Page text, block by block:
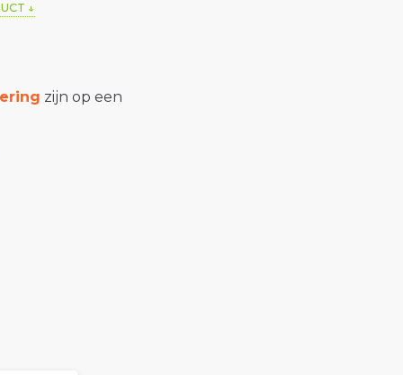
zijn op een